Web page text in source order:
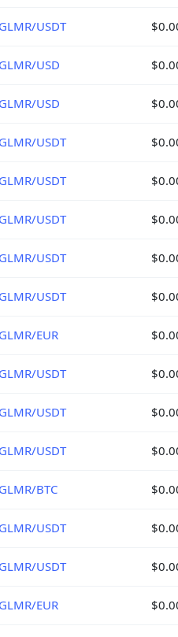
GLMR/USDT
GLMR/USD
GLMR/USD
GLMR/USDT
GLMR/USDT
GLMR/USDT
GLMR/USDT
GLMR/USDT
GLMR/EUR
GLMR/USDT
GLMR/USDT
GLMR/USDT
GLMR/BTC
GLMR/USDT
GLMR/USDT
GLMR/EUR